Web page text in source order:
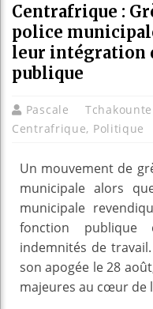
Centrafrique :
police
leur intégration
publique
Pascale
Centrafrique, Politique
Un mouvement de
municipale alors
municipale
fonction
indemnités de
son apogée le 28
majeures au cœur de